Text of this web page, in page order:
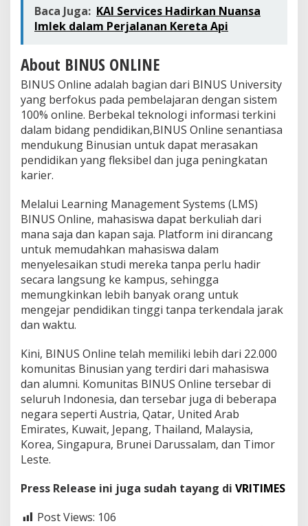
Baca Juga: KAI Services Hadirkan Nuansa
Imlek dalam Perjalanan Kereta Api
About BINUS ONLINE
BINUS Online adalah bagian dari BINUS University
yang berfokus pada pembelajaran dengan sistem
100% online. Berbekal teknologi informasi terkini
dalam bidang pendidikan,BINUS Online senantiasa
mendukung Binusian untuk dapat merasakan
pendidikan yang fleksibel dan juga peningkatan
karier.
Melalui Learning Management Systems (LMS)
BINUS Online, mahasiswa dapat berkuliah dari
mana saja dan kapan saja. Platform ini dirancang
untuk memudahkan mahasiswa dalam
menyelesaikan studi mereka tanpa perlu hadir
secara langsung ke kampus, sehingga
memungkinkan lebih banyak orang untuk
mengejar pendidikan tinggi tanpa terkendala jarak
dan waktu.
Kini, BINUS Online telah memiliki lebih dari 22.000
komunitas Binusian yang terdiri dari mahasiswa
dan alumni. Komunitas BINUS Online tersebar di
seluruh Indonesia, dan tersebar juga di beberapa
negara seperti Austria, Qatar, United Arab
Emirates, Kuwait, Jepang, Thailand, Malaysia,
Korea, Singapura, Brunei Darussalam, dan Timor
Leste.
Press Release ini juga sudah tayang di VRITIMES
Post Views: 106